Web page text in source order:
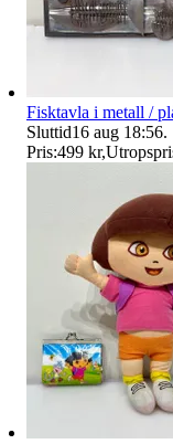
Fisktavla i metall /
Sluttid16 aug 18:56.
Pris:499 kr,